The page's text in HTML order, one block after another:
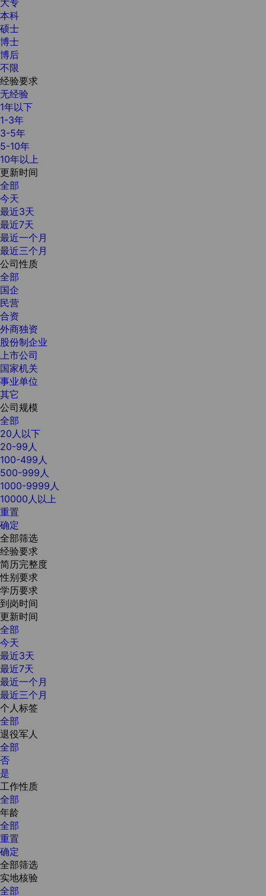
本科
硕士
博士
博后
不限
经验要求
无经验
1年以下
1-3年
3-5年
5-10年
10年以上
更新时间
全部
今天
最近3天
最近7天
最近一个月
最近三个月
公司性质
全部
国企
民营
合资
外商独资
股份制企业
上市公司
国家机关
事业单位
其它
公司规模
全部
20人以下
20-99人
100-499人
500-999人
1000-9999人
10000人以上
重置
确定
全部筛选
经验要求
简历完整度
性别要求
学历要求
到岗时间
更新时间
全部
今天
最近3天
最近7天
最近一个月
最近三个月
个人标签
全部
退役军人
全部
否
是
工作性质
全部
年龄
全部
重置
确定
全部筛选
实地核验
全部